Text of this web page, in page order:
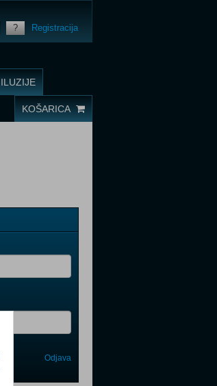
? Registracija
ILUZIJE
KOŠARICA
Odjava